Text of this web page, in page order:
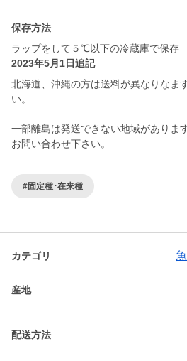
保存方法
ラップをして５℃以下の冷蔵庫で保存
2023年5月1日追記
北海道、沖縄の方は送料が異なりなま
い。
一部離島は発送できない地域があります
お問い合わせ下さい。
#固定種･在来種
カテゴリ
産地
配送方法